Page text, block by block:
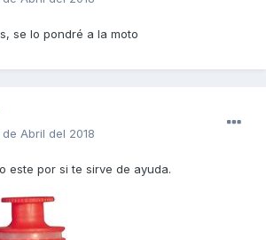
se lo pondré a la moto
de Abril del 2018
este por si te sirve de ayuda.